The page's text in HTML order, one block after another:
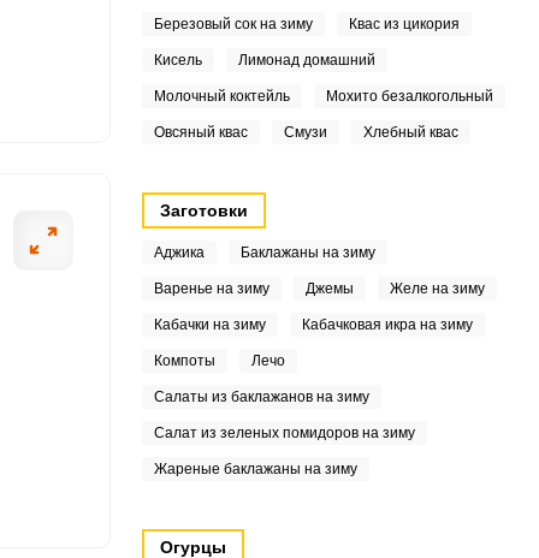
Березовый сок на зиму Квас из цикория
Кисель Лимонад домашний
Молочный коктейль Мохито безалкогольный
Овсяный квас Смузи Хлебный квас
Заготовки
Аджика Баклажаны на зиму
Варенье на зиму Джемы Желе на зиму
Кабачки на зиму Кабачковая икра на зиму
Компоты Лечо
Салаты из баклажанов на зиму
Салат из зеленых помидоров на зиму
Жареные баклажаны на зиму
Огурцы